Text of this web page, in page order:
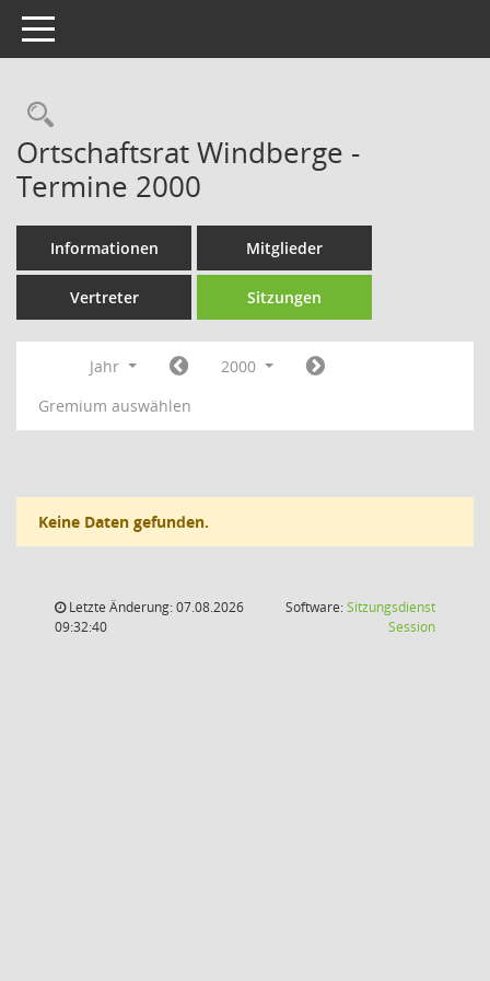
Toggle navigation
Rechercheauswahl
Ortschaftsrat Windberge -
Termine 2000
Informationen Mitglieder
Vertreter Sitzungen
Jahr
2000
Gremium auswählen
Keine Daten gefunden.
Letzte Änderung: 07.08.2026
09:32:40
Software:Sitzungsdienst
Session(Wird in